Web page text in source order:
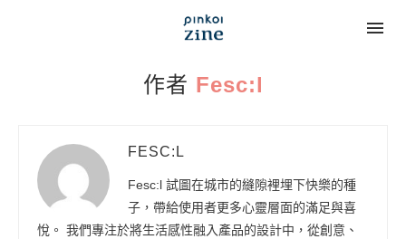
作者 Fesc:l
FESC:L
Fesc:l 試圖在城市的縫隙裡埋下快樂的種
子，帶給使用者更多心靈層面的滿足與喜
悅。 我們專注於將生活感性融入產品的設計中，從創意、